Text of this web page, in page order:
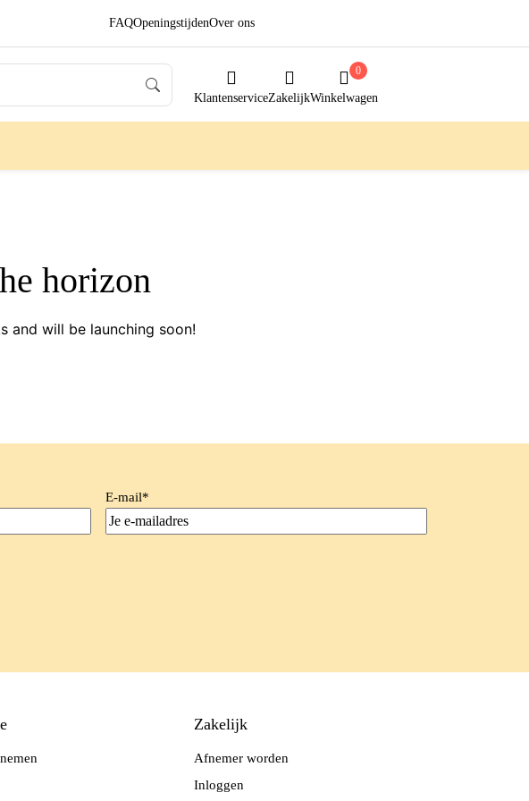
FAQOpeningstijdenOver ons
KlantenserviceZakelijkWinkelwagen
0
horizon
and will be launching soon!
E-mail*
Zakelijk
Afnemer worden
Inloggen